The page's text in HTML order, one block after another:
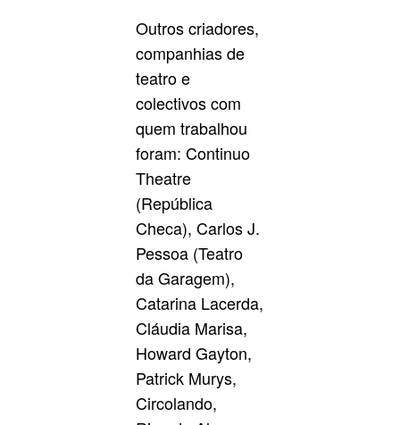
Outros criadores,
companhias de
teatro e
colectivos com
quem trabalhou
foram: Continuo
Theatre
(República
Checa), Carlos J.
Pessoa (Teatro
da Garagem),
Catarina Lacerda,
Cláudia Marisa,
Howard Gayton,
Patrick Murys,
Circolando,